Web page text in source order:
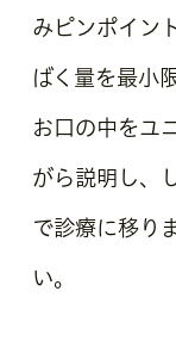
みピンポイン
ばく量を最小
お口の中をユ
がら説明し、
で診療に移り
い。